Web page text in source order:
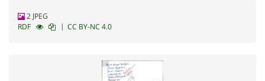
2 JPEG
RDF
| CC BY-NC 4.0